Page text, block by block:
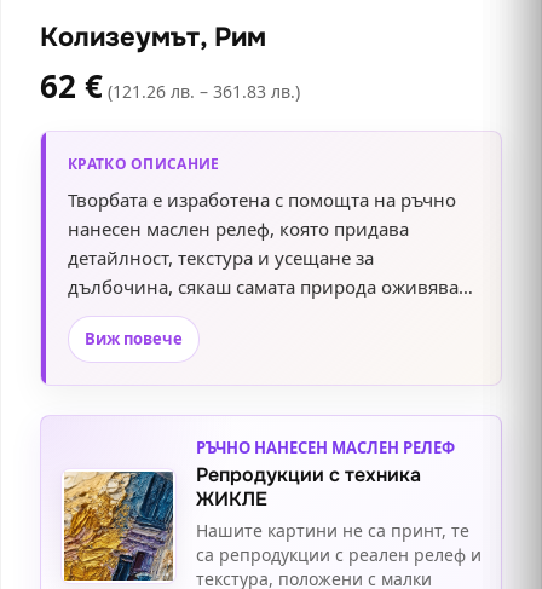
Колизеумът, Рим
62 € (121.26 лв. – 361.83 лв.)
КРАТКО ОПИСАНИЕ
Творбата е изработена с помощта на ръчно
нанесен маслен релеф, която придава
детайлност, текстура и усещане за
дълбочина, сякаш самата природа оживява
пред очите ви. Всяка картина е поставена
върху стабилна подрамка, която гарантира
подчертават елегантността и стила на
произведението. Добавете този изтънчен
акцент към вашия интериор и се насладете
на красотата и хармонията.
Виж повече
РЪЧНО НАНЕСЕН МАСЛЕН РЕЛЕФ
Репродукции с техника
ЖИКЛЕ
Нашите картини не са принт, те
са репродукции с реален релеф и
текстура, положени с малки